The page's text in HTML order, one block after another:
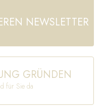
NEWSLETTER
GRÜNDEN
für Sie da